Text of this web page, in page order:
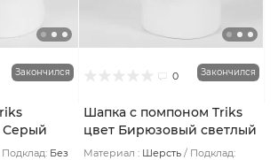
Закончился
Серый
Подклад: Без
0 Закончился
Шапка с помпоном Triks
цвет Бирюзовый светлый
Материал : Шерсть
Подклад: